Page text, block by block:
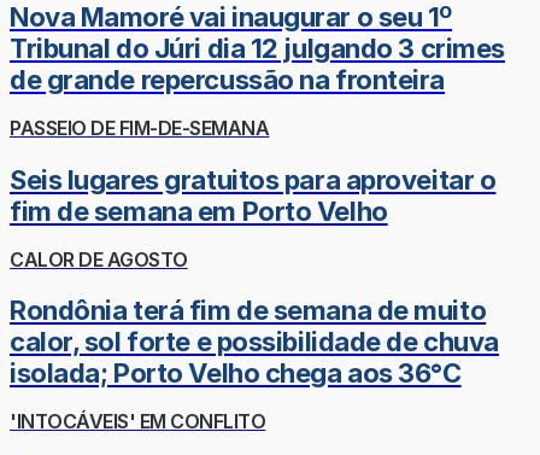
Nova Mamoré vai inaugurar o seu 1º
Tribunal do Júri dia 12 julgando 3 crimes
de grande repercussão na fronteira
PASSEIO DE FIM-DE-SEMANA
Seis lugares gratuitos para aproveitar o
fim de semana em Porto Velho
CALOR DE AGOSTO
Rondônia terá fim de semana de muito
calor, sol forte e possibilidade de chuva
isolada; Porto Velho chega aos 36°C
'INTOCÁVEIS' EM CONFLITO